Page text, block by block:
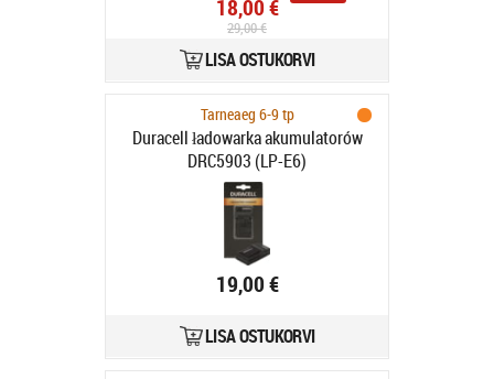
18,00 €
29,00 €
LISA OSTUKORVI
Tarneaeg 6-9 tp
Duracell ładowarka akumulatorów
DRC5903 (LP-E6)
19,00 €
LISA OSTUKORVI